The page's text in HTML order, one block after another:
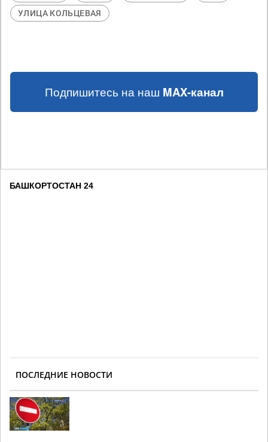
УЛИЦА КОЛЬЦЕВАЯ
Подпишитесь на наш MAX-канал
БАШКОРТОСТАН 24
ПОСЛЕДНИЕ НОВОСТИ